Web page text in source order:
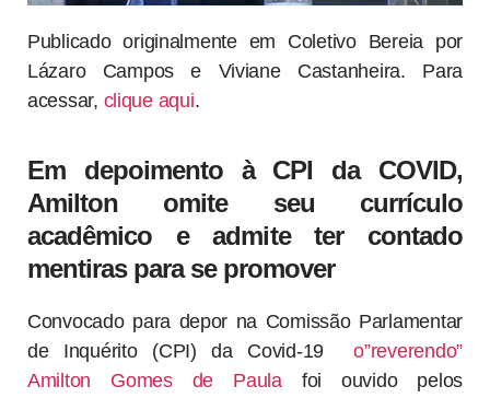
Publicado originalmente em Coletivo Bereia por
Lázaro Campos e Viviane Castanheira. Para
acessar, clique aqui.
Em depoimento à CPI da COVID,
Amilton omite seu currículo
acadêmico e admite ter contado
mentiras para se promover
Convocado para depor na Comissão Parlamentar
de Inquérito (CPI) da Covid-19
o”reverendo”
Amilton Gomes de Paulafoi ouvido pelos